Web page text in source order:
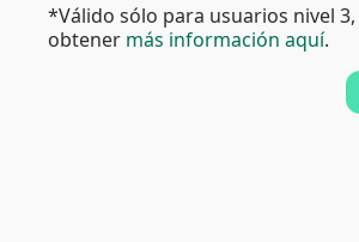
*Válido sólo para usuarios nivel 3,
obtener más información aquí.